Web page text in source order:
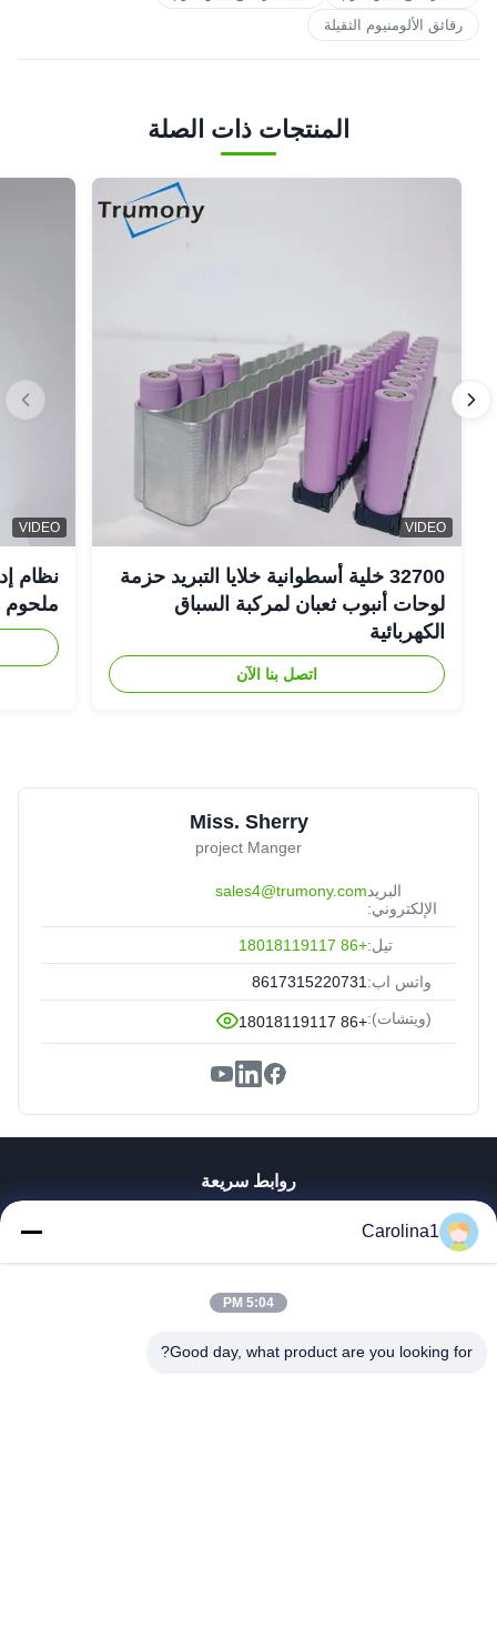
رقائق الألومنيوم الثقيلة
المنتجات ذات الصلة
VIDEO
32700 خلية أسطوانية خلايا التبريد حزمة
لوحات أنبوب ثعبان لمركبة السباق
الكهربائية
اتصل بنا الآن
VIDEO
نظام
ملحوم FSW
Miss. Sherry
project Manger
البريد
الإلكتروني:
sales4@trumony.com
تيل:+86 18018119117
واتس اب:8617315220731
(ويتشات):+86 18018119117
روابط سريعة
معلومات عنا
مراقبة الجودة
Carolina1
5:04 PM
Good day, what product are you looking for?